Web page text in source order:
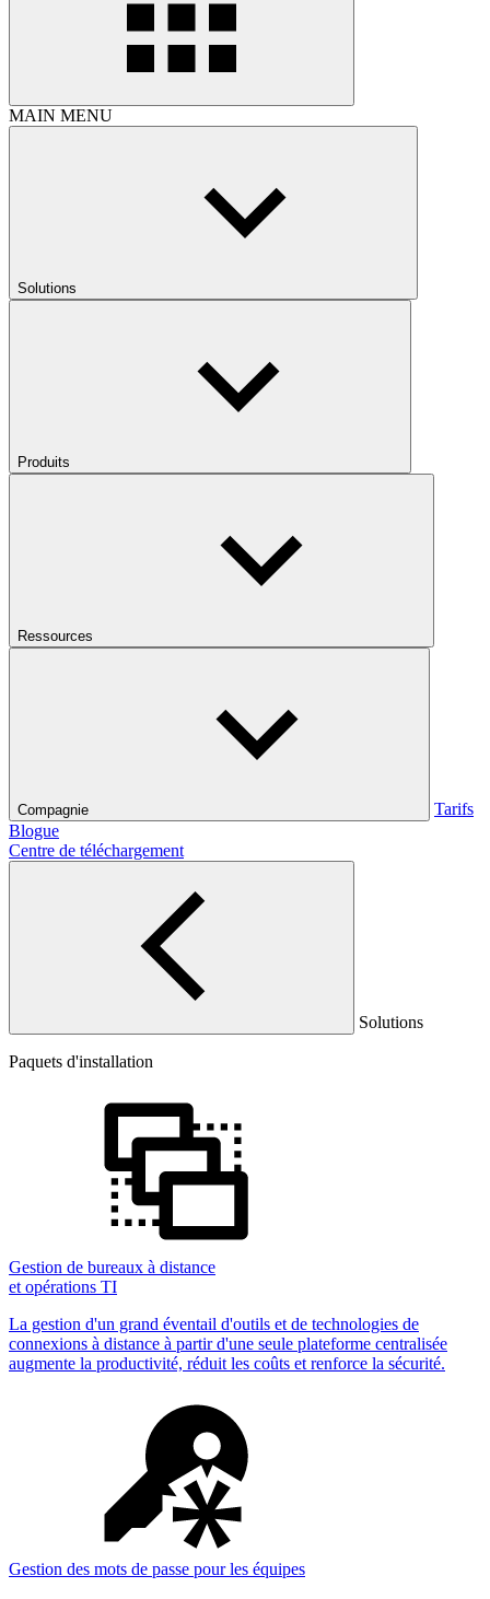
MAIN MENU
Solutions
Produits
Ressources
Compagnie
Tarifs
Blogue
Centre de téléchargement
Solutions
Paquets d'installation
Gestion de bureaux à distance
et opérations TI
La gestion d'un grand éventail d'outils et de technologies de
connexions à distance à partir d'une seule plateforme centralisée
augmente la productivité, réduit les coûts et renforce la sécurité.
Gestion des mots de passe pour les équipes